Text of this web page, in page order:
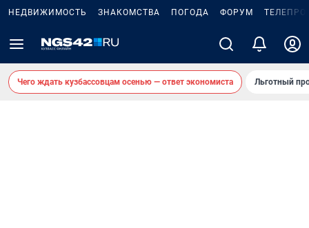
НЕДВИЖИМОСТЬ ЗНАКОМСТВА ПОГОДА ФОРУМ
Чего ждать кузбассовцам осенью — ответ экономиста Льготный